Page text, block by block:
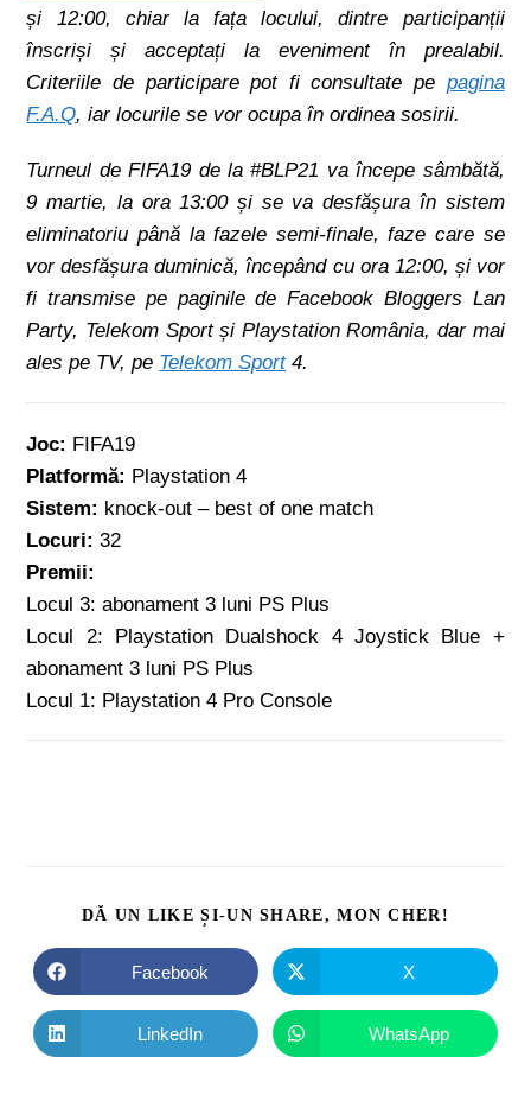
și 12:00, chiar la fața locului, dintre participanții
înscriși și acceptați la eveniment în prealabil.
Criteriile de participare pot fi consultate pe pagina
F.A.Q, iar locurile se vor ocupa în ordinea sosirii.
Turneul de FIFA19 de la #BLP21 va începe sâmbătă,
9 martie, la ora 13:00 și se va desfășura în sistem
eliminatoriu până la fazele semi-finale, faze care se
vor desfășura duminică, începând cu ora 12:00, și vor
fi transmise pe paginile de Facebook Bloggers Lan
Party, Telekom Sport și Playstation România, dar mai
ales pe TV, pe Telekom Sport4.
Joc: FIFA19
Platformă: Playstation 4
Sistem: knock-out – best of one match
Locuri: 32
Premii:
Locul 3: abonament 3 luni PS Plus
Locul 2: Playstation Dualshock 4 Joystick Blue +
abonament 3 luni PS Plus
Locul 1: Playstation 4 Pro Console
DĂ UN LIKE ȘI-UN SHARE, MON CHER!
Facebook X
LinkedIn WhatsApp